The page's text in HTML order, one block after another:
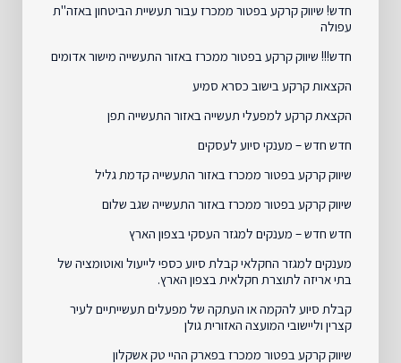
חדש! שיווק קרקע בפטור ממכרז עבור תעשיית הביטחון באזה"ת
עפולה
חדש!!! שיווק קרקע בפטור ממכרז באזור התעשייה מישור אדומים
הקצאות קרקע בישוב כסרא סמיע
הקצאת קרקע למפעלי תעשייה באזור התעשייה תפן
חדש חדש – מענקי סיוע לעסקים
שיווק קרקע בפטור ממכרז באזור התעשייה קדמת גליל
שיווק קרקע בפטור ממכרז באזור התעשייה שגב שלום
חדש חדש – מענקים למגזר העסקי בצפון הארץ
מענקים למגזר החקלאי קבלת סיוע כספי לייעול ואוטומציה של
בתי אריזה לתוצרת חקלאית בצפון הארץ.
קבלת סיוע להקמה או העתקה של מפעלים תעשייתיים לעיר
קצרין וליישובי המועצה האזורית גולן
שיווק קרקע בפטור ממכרז בפארק ההיי טק אשקלון